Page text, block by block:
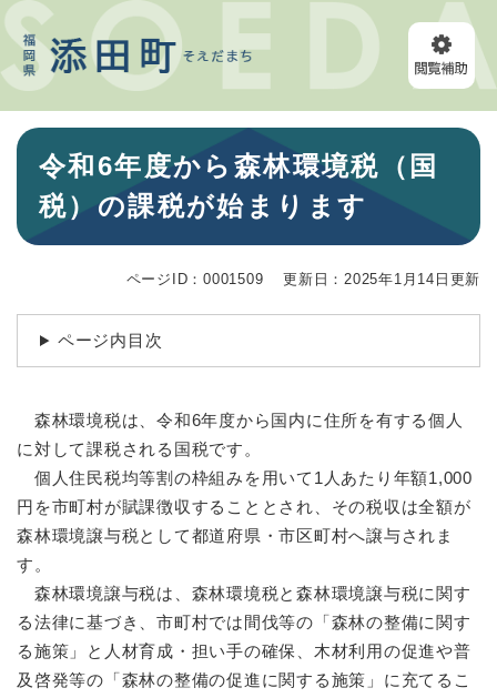
ペ
ー
の
メニューを飛ばして本文へ
本
令和6年度から森林環境税（国
税）の課税が始まります
ページID：0001509 更新日：2025年1月14日更新
ページ内目次
森林環境税は、令和6年度から国内に住所を有する個人
に対して課税される国税です。
個人住民税均等割の枠組みを用いて1人あたり年額1,000
円を市町村が賦課徴収することとされ、その税収は全額が
森林環境譲与税として都道府県・市区町村へ譲与されま
す。
森林環境譲与税は、森林環境税と森林環境譲与税に関す
る法律に基づき、市町村では間伐等の「森林の整備に関す
る施策」と人材育成・担い手の確保、木材利用の促進や普
及啓発等の「森林の整備の促進に関する施策」に充てるこ